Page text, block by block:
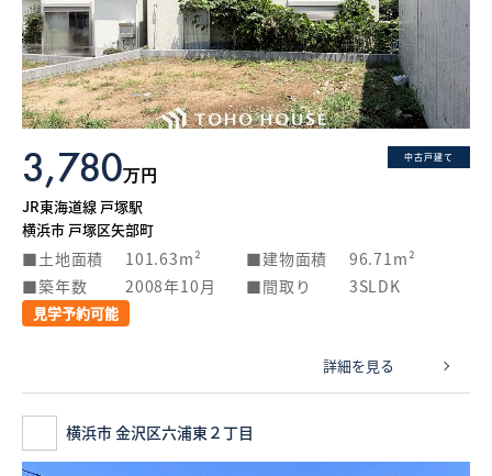
中古戸建て
3,780万円
JR東海道線 戸塚駅
横浜市 戸塚区矢部町
土地面積 101.63m² 建物面積
96.71m²
築年数
2008年10月 間取り 3SLDK
見学予約可能
詳細を見る
横浜市 金沢区六浦東２丁目